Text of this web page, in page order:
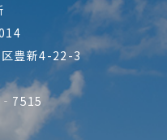
区豊新4-22-3